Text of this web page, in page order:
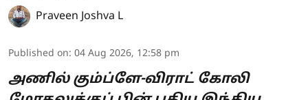
Praveen Joshva L
Published on: 04 Aug 2026, 12:58 pm
அணில் கும்ப்ளே-விராட் கோலி